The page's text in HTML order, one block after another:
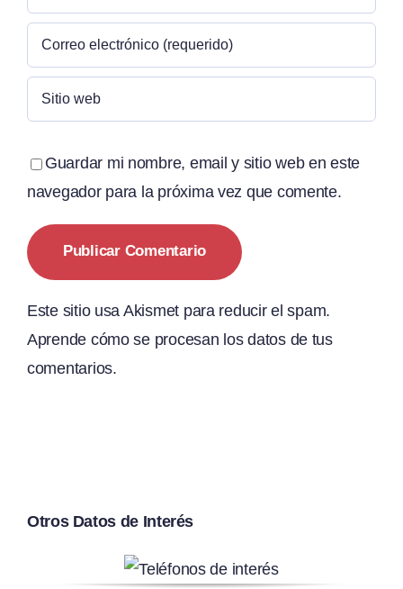
Guardar mi nombre, email y sitio web en este
navegador para la próxima vez que comente.
Este sitio usa Akismet para reducir el spam.
Aprende cómo se procesan los datos de tus
comentarios.
Otros Datos de Interés